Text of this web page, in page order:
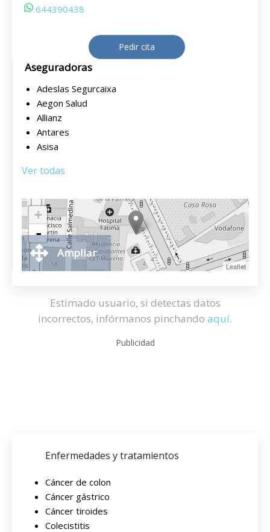
644390438
Pedir cita
Aseguradoras
Adeslas Segurcaixa
Aegon Salud
Allianz
Antares
Asisa
Ver todas
+
-
Leaflet
Ampliar
Estimado usuario, si detectas datos
incorrectos, infórmanos pinchando aquí.
Publicidad
Enfermedades y tratamientos
Cáncer de colon
Cáncer gástrico
Cáncer tiroides
Colecistitis